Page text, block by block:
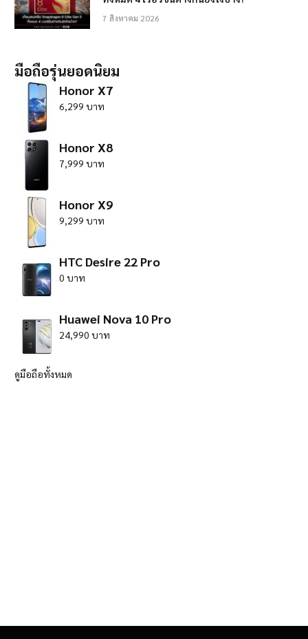
7 สิงหาคม 2026
มือถือรุ่นยอดนิยม
Honor X7
6,299 บาท
Honor X8
7,999 บาท
Honor X9
9,299 บาท
HTC Desire 22 Pro
0 บาท
Huawei Nova 10 Pro
24,990 บาท
ดูมือถือทั้งหมด